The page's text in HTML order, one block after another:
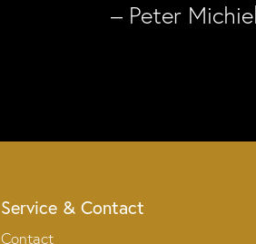
– Peter
Service & Contact
Contact